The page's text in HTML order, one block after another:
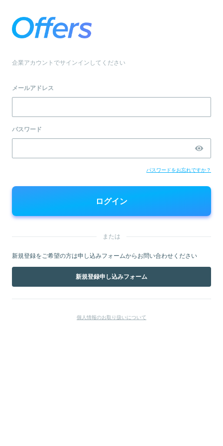
企業アカウントでサインインしてください
メールアドレス
パスワード
パスワードをお忘れですか？
または
新規登録をご希望の方は申し込みフォームからお問い合わせください
新規登録申し込みフォーム
個人情報のお取り扱いについて